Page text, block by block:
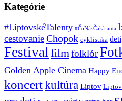
Kategórie
#LiptovskéTalenty #ČoNásČaká auta
cestovanieChopok cyklistika deti
Festival filmfolklór
Golden Apple Cinema Happy
koncertkultúra Liptov